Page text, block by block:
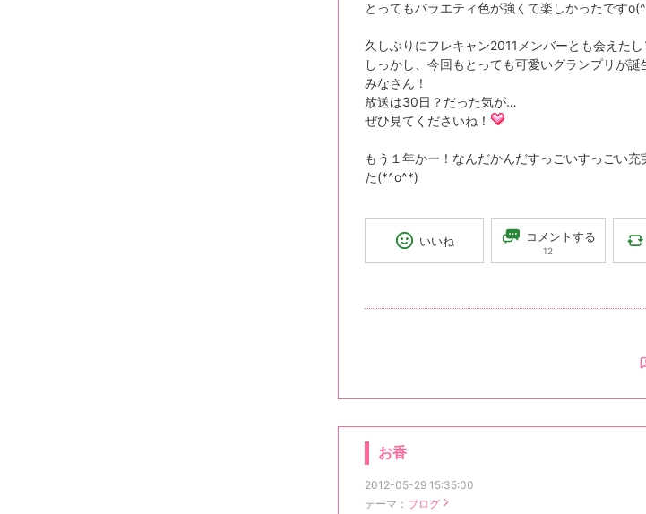
とってもバラエティ色が強くて楽しかったです
久しぶりにフレキャン2011メンバーとも会えた
しっかし、今回もとっても可愛いグランプリが誕
みなさん！
放送は30日？だった気が…
ぜひ見てくださいね！
もう１年かー！なんだかんだすっごいすっごい充
た(*^o^*)
いいね コメントする
12
お香
2012-05-29 15:35:00
テーマ： ブログ